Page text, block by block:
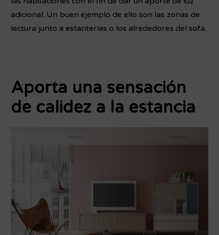
adicional. Un buen ejemplo de ello son las zonas de
lectura junto a estanterías o los alrededores del sofá.
Aporta una sensación
de calidez a la estancia